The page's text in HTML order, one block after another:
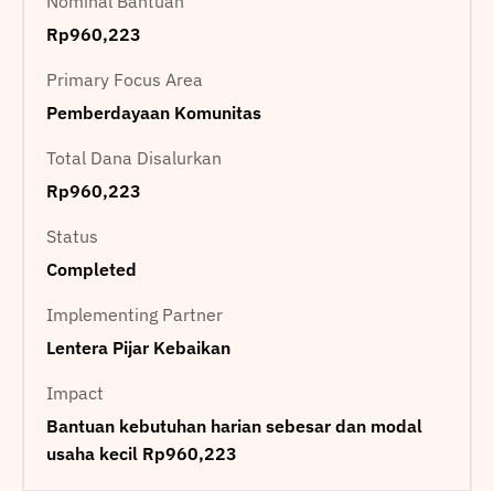
Rp960,223
Primary Focus Area
Pemberdayaan Komunitas
Total Dana Disalurkan
Rp960,223
Status
Completed
Implementing Partner
Lentera Pijar Kebaikan
Impact
Bantuan kebutuhan harian sebesar dan modal
usaha kecil Rp960,223